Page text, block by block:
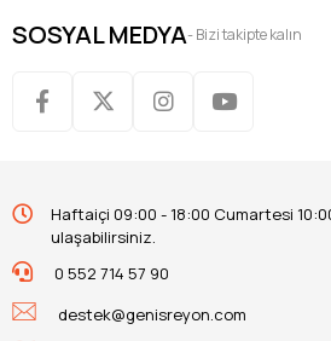
SOSYAL MEDYA- Bizi takipte kalın
Haftaiçi 09:00 - 18:00 Cumartesi
ulaşabilirsiniz.
0 552 714 57 90
destek@genisreyon.com